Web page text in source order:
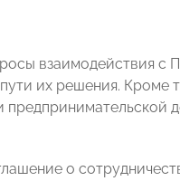
взаимодействия с
их решения. Кроме
о